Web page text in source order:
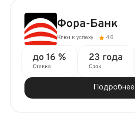
Фора-Банк
Ключ к успеху 4.6
до 16 %
Ставка
23 года
Срок
Подробнее